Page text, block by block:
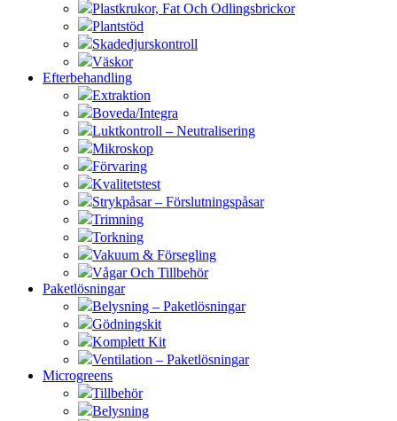
Plastkrukor, Fat Och Odlingsbrickor
Plantstöd
Skadedjurskontroll
Väskor
Efterbehandling
Extraktion
Boveda/Integra
Luktkontroll – Neutralisering
Mikroskop
Förvaring
Kvalitetstest
Strykpåsar – Förslutningspåsar
Trimning
Torkning
Vakuum & Försegling
Vågar Och Tillbehör
Paketlösningar
Belysning – Paketlösningar
Gödningskit
Komplett Kit
Ventilation – Paketlösningar
Microgreens
Tillbehör
Belysning